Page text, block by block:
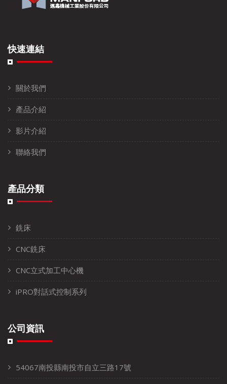
快速連結
關於我們
產品介紹
影片介紹
聯絡我們
產品分類
銑床
CNC銑床
CNC立式加工中心機
iPRO對話式控制系列
公司資訊
54067南投縣南投市自立三路17號